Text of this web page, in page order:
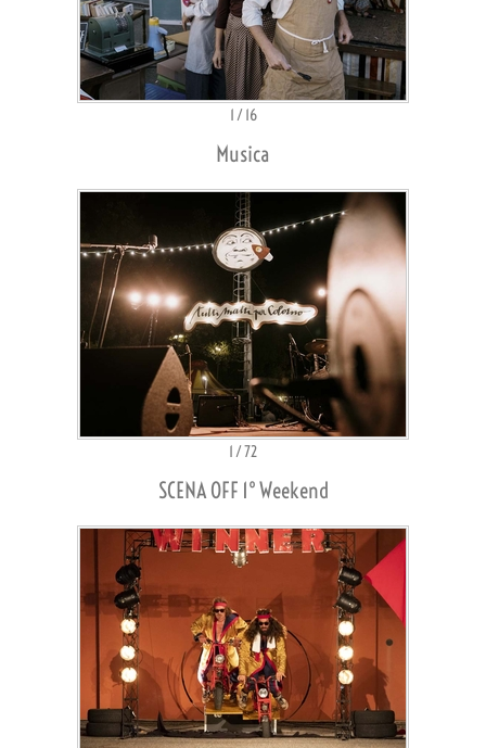
1 /16
Musica
1 /72
SCENA OFF 1° Weekend